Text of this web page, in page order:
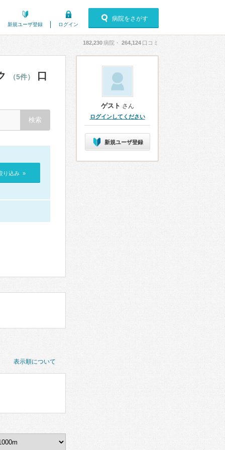
新規ユーザ登録 ログイン
病院をさがす
182,230病院・ 264,124 口コミ
（5件） 口
り込み »
表示順について
ゲスト さん
ログインしてください
新規ユーザ登録